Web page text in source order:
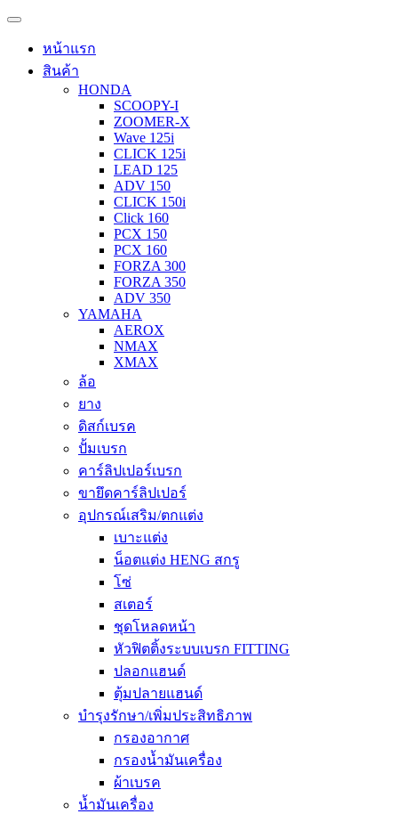
หน้าแรก
สินค้า
HONDA
SCOOPY-I
ZOOMER-X
Wave 125i
CLICK 125i
LEAD 125
ADV 150
CLICK 150i
Click 160
PCX 150
PCX 160
FORZA 300
FORZA 350
ADV 350
YAMAHA
AEROX
NMAX
XMAX
ล้อ
ยาง
ดิสก์เบรค
ปั้มเบรก
คาร์ลิปเปอร์เบรก
ขายึดคาร์ลิปเปอร์
อุปกรณ์เสริม/ตกแต่ง
เบาะแต่ง
น็อตแต่ง HENG สกรู
โซ่
สเตอร์
ชุดโหลดหน้า
หัวฟิตติ้งระบบเบรก FITTING
ปลอกแฮนด์
ตุ้มปลายแฮนด์
บำรุงรักษา/เพิ่มประสิทธิภาพ
กรองอากาศ
กรองน้ำมันเครื่อง
ผ้าเบรค
น้ำมันเครื่อง